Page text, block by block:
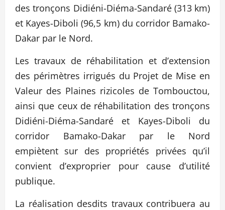
des tronçons Didiéni-Diéma-Sandaré (313 km)
et Kayes-Diboli (96,5 km) du corridor Bamako-
Dakar par le Nord.
Les travaux de réhabilitation et d’extension
des périmètres irrigués du Projet de Mise en
Valeur des Plaines rizicoles de Tombouctou,
ainsi que ceux de réhabilitation des tronçons
Didiéni-Diéma-Sandaré et Kayes-Diboli du
corridor Bamako-Dakar par le Nord
empiètent sur des propriétés privées qu’il
convient d’exproprier pour cause d’utilité
publique.
La réalisation desdits travaux contribuera au